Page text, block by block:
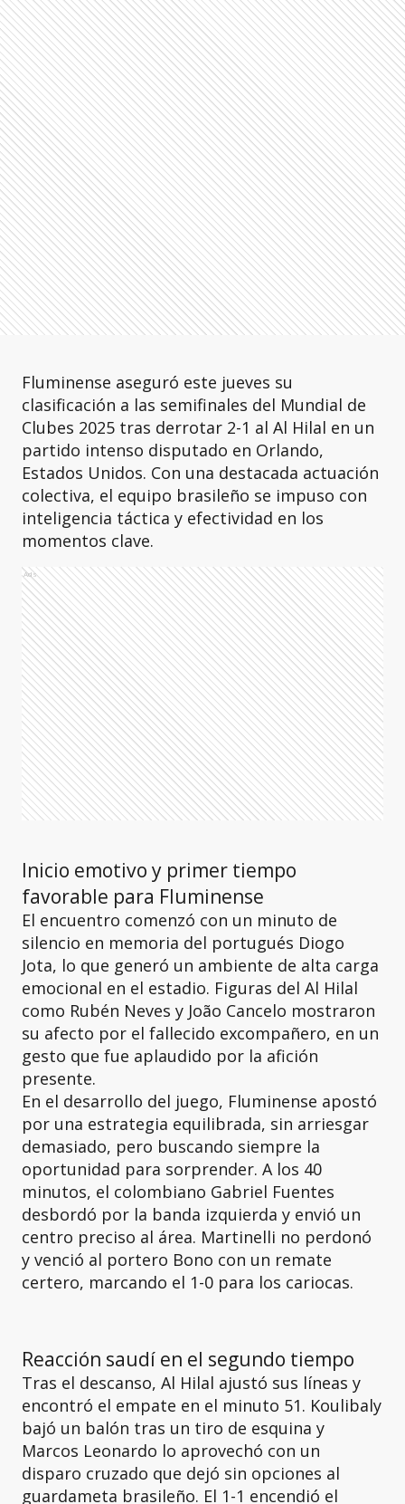
Fluminense aseguró este jueves su
clasificación a las semifinales del Mundial de
Clubes 2025 tras derrotar 2-1 al Al Hilal en un
partido intenso disputado en Orlando,
Estados Unidos. Con una destacada actuación
colectiva, el equipo brasileño se impuso con
inteligencia táctica y efectividad en los
momentos clave.
Ads
Inicio emotivo y primer tiempo
favorable para Fluminense
El encuentro comenzó con un minuto de
silencio en memoria del portugués Diogo
Jota, lo que generó un ambiente de alta carga
emocional en el estadio. Figuras del Al Hilal
como Rubén Neves y João Cancelo mostraron
su afecto por el fallecido excompañero, en un
gesto que fue aplaudido por la afición
presente.
En el desarrollo del juego, Fluminense apostó
por una estrategia equilibrada, sin arriesgar
demasiado, pero buscando siempre la
oportunidad para sorprender. A los 40
minutos, el colombiano Gabriel Fuentes
desbordó por la banda izquierda y envió un
centro preciso al área. Martinelli no perdonó
y venció al portero Bono con un remate
certero, marcando el 1-0 para los cariocas.
Reacción saudí en el segundo tiempo
Tras el descanso, Al Hilal ajustó sus líneas y
encontró el empate en el minuto 51. Koulibaly
bajó un balón tras un tiro de esquina y
Marcos Leonardo lo aprovechó con un
disparo cruzado que dejó sin opciones al
guardameta brasileño. El 1-1 encendió el